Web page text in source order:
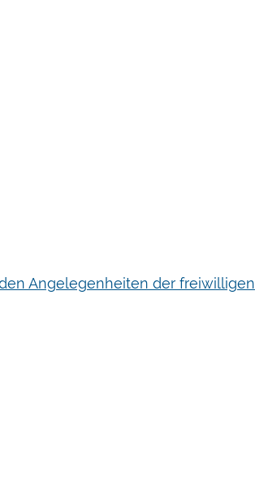
Angelegenheiten der freiwilligen